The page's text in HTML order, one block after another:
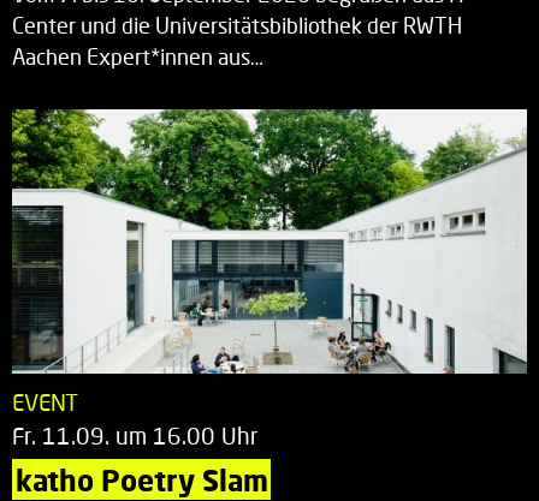
Center und die Universitätsbibliothek der RWTH
Aachen Expert*innen aus…
EVENT
Fr. 11.09. um 16.00 Uhr
katho Poetry Slam